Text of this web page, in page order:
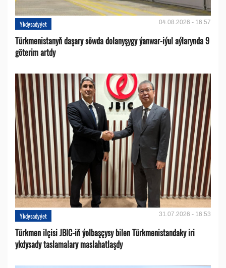
Ykdysadyýet 04.08.2026 - 16:57
Türkmenistanyň daşary söwda dolanyşygy ýanwar-iýul aýlarynda 9
göterim artdy
Ykdysadyýet 31.07.2026 - 16:53
Türkmen ilçisi JBIC-iň ýolbaşçysy bilen Türkmenistandaky iri
ykdysady taslamalary maslahatlaşdy